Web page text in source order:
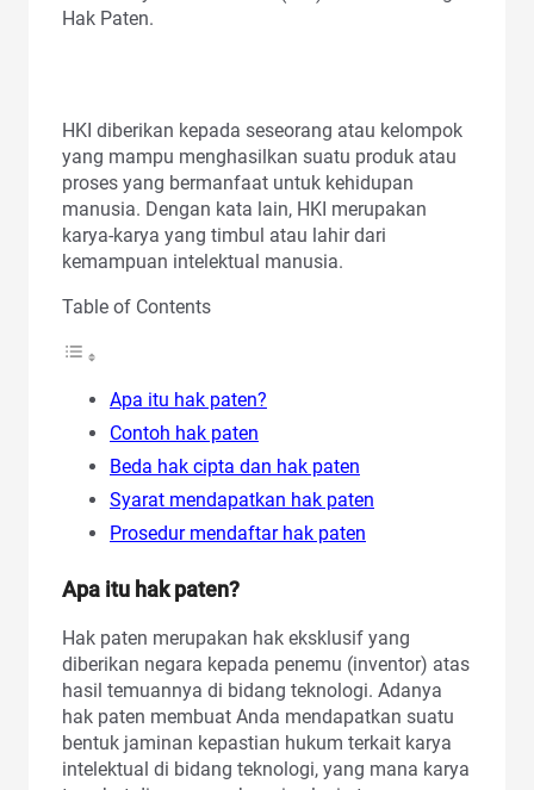
Hak Paten.
HKI diberikan kepada seseorang atau kelompok
yang mampu menghasilkan suatu produk atau
proses yang bermanfaat untuk kehidupan
manusia. Dengan kata lain, HKI merupakan
karya-karya yang timbul atau lahir dari
kemampuan intelektual manusia.
Table of Contents
Apa itu hak paten?
Contoh hak paten
Beda hak cipta dan hak paten
Syarat mendapatkan hak paten
Prosedur mendaftar hak paten
Apa itu hak paten?
Hak paten merupakan hak eksklusif yang
diberikan negara kepada penemu (inventor) atas
hasil temuannya di bidang teknologi. Adanya
hak paten membuat Anda mendapatkan suatu
bentuk jaminan kepastian hukum terkait karya
intelektual di bidang teknologi, yang mana karya